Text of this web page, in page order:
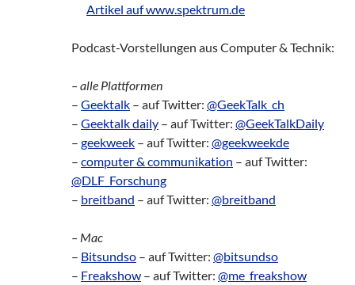
Artikel auf www.spektrum.de
Podcast-Vorstellungen aus Computer & Technik:
– alle Plattformen
– Geektalk – auf Twitter: @GeekTalk_ch
– Geektalk daily – auf Twitter: @GeekTalkDaily
– geekweek – auf Twitter: @geekweekde
– computer & communikation – auf Twitter:
@DLF_Forschung
– breitband – auf Twitter: @breitband
– Mac
– Bitsundso – auf Twitter: @bitsundso
– Freakshow – auf Twitter: @me_freakshow